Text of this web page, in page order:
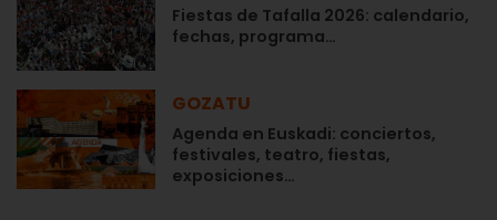
Fiestas de Tafalla 2026: calendario,
fechas, programa…
GOZATU
Agenda en Euskadi: conciertos,
festivales, teatro, fiestas,
exposiciones…